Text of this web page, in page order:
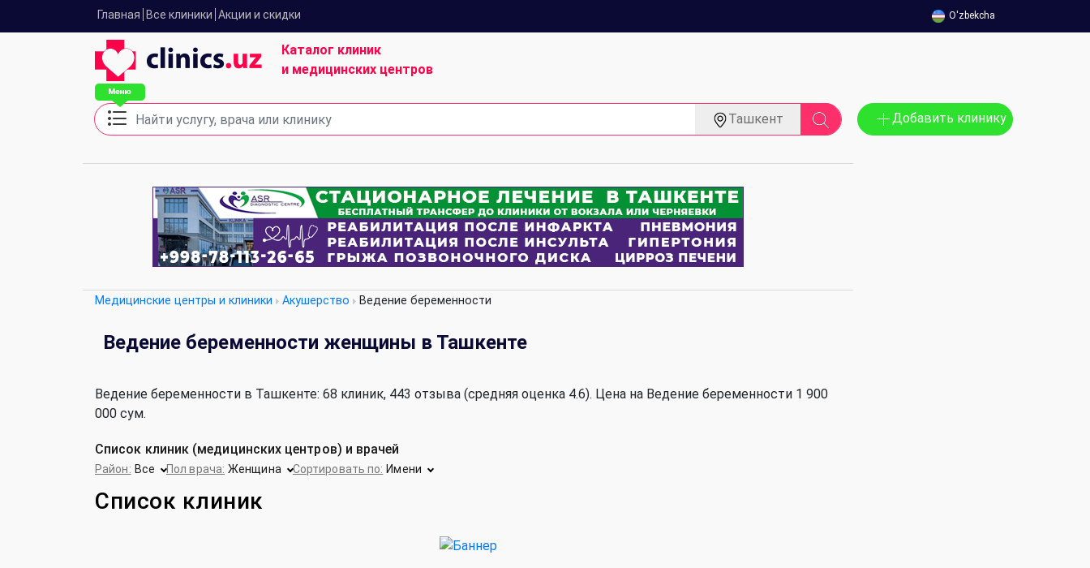
Главная Все клиники Акции и скидки O'zbekcha
Каталог клиник
и медицинских центров
Ташкент Добавить клинику
Медицинские центры и клиники Акушерство Ведение беременности
Ведение беременности женщины в Ташкенте
Ведение беременности в Ташкенте: 68 клиник, 443 отзыва (средняя оценка 4.6). Цена на Ведение беременности 1 900
000 сум.
Список клиник (медицинских центров) и врачей
Район: Все Пол врача: Женщина Сортировать по: Имени
Список клиник